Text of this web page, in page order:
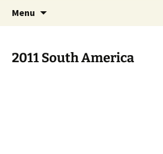
Menu
2011 South America